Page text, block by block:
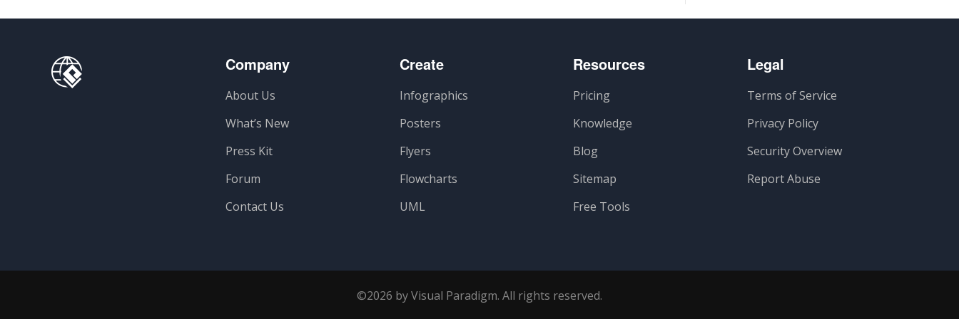
Company
About Us
What’s New
Press Kit
Forum
Contact Us
Create
Infographics
Posters
Flyers
Flowcharts
UML
Resources
Pricing
Knowledge
Blog
Sitemap
Free Tools
Legal
Terms of Service
Privacy Policy
Security Overview
Report Abuse
©2026 by Visual Paradigm. All rights reserved.